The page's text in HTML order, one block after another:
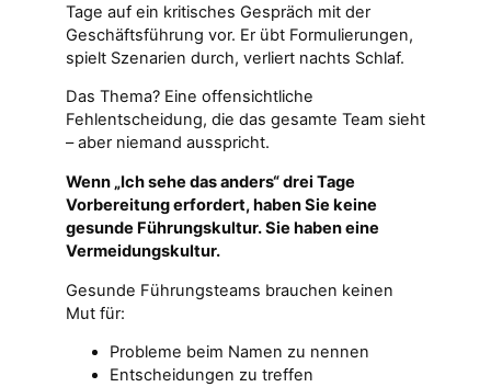
Tage auf ein kritisches Gespräch mit der
Geschäftsführung vor. Er übt Formulierungen,
spielt Szenarien durch, verliert nachts Schlaf.
Das Thema? Eine offensichtliche
Fehlentscheidung, die das gesamte Team sieht
– aber niemand ausspricht.
Wenn „Ich sehe das anders“ drei Tage
Vorbereitung erfordert, haben Sie keine
gesunde Führungskultur. Sie haben eine
Vermeidungskultur.
Gesunde Führungsteams brauchen keinen
Mut für:
Probleme beim Namen zu nennen
Entscheidungen zu treffen